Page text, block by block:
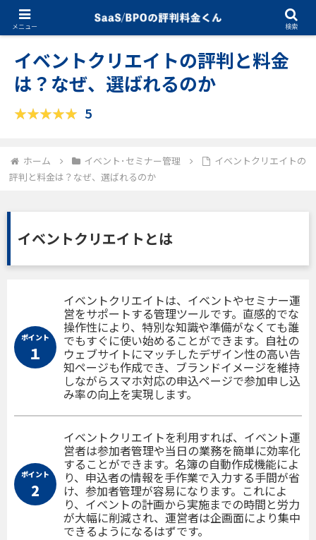
イベント･セミナー管理 10.07.2025
イベントクリエイトの評判と料金
は？なぜ、選ばれるのか
5
ホーム イベント･セミナー管理
イベントクリエイトの
評判と料金は？なぜ、選ばれるのか
イベントクリエイトとは
ポイント
１
イベントクリエイトは、イベントやセミナー運
営をサポートする管理ツールです。直感的でな
操作性により、特別な知識や準備がなくても誰
でもすぐに使い始めることができます。自社の
ウェブサイトにマッチしたデザイン性の高い告
知ページも作成でき、ブランドイメージを維持
しながらスマホ対応の申込ページで参加申し込
み率の向上を実現します。
ポイント
2
イベントクリエイトを利用すれば、イベント運
営者は参加者管理や当日の業務を簡単に効率化
することができます。名簿の自動作成機能によ
り、申込者の情報を手作業で入力する手間が省
け、参加者管理が容易になります。これによ
り、イベントの計画から実施までの時間と労力
が大幅に削減され、運営者は企画面により集中
できるようになるはずです。
メニュー 検索